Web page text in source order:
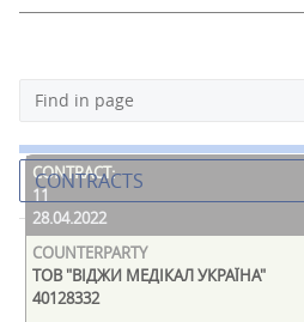
Find in page
CONTRACTS
11
28.04.2022
ТОВ "ВІДЖИ МЕДІКАЛ УКРАЇНА"
40128332